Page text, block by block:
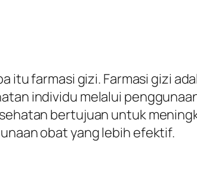
farmasi gizi. Farmasi gizi
individu melalui
bertujuan untuk
obat yang lebih efektif.